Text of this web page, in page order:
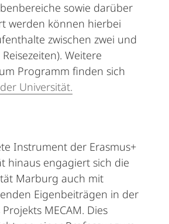
sowie darüber
werden können hierbei
zwischen zwei und
Weitere
Programm finden sich
Universität.
Instrument der Erasmus+
hinaus engagiert sich die
Marburg auch mit
Eigenbeiträgen in der
MECAM. Dies